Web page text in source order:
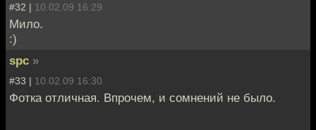
#32 | 10.02.09 16:29
Мило.
:)
spc »
#33 | 10.02.09 16:30
Фотка отличная. Впрочем, и сомнений не было.